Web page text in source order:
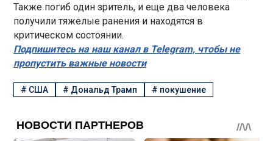
Также погиб один зритель, и еще два человека
получили тяжелые ранения и находятся в
критическом состоянии.
Подпишитесь на наш канал в Telegram, чтобы не
пропустить важные новости
# США # Дональд Трамп # покушение